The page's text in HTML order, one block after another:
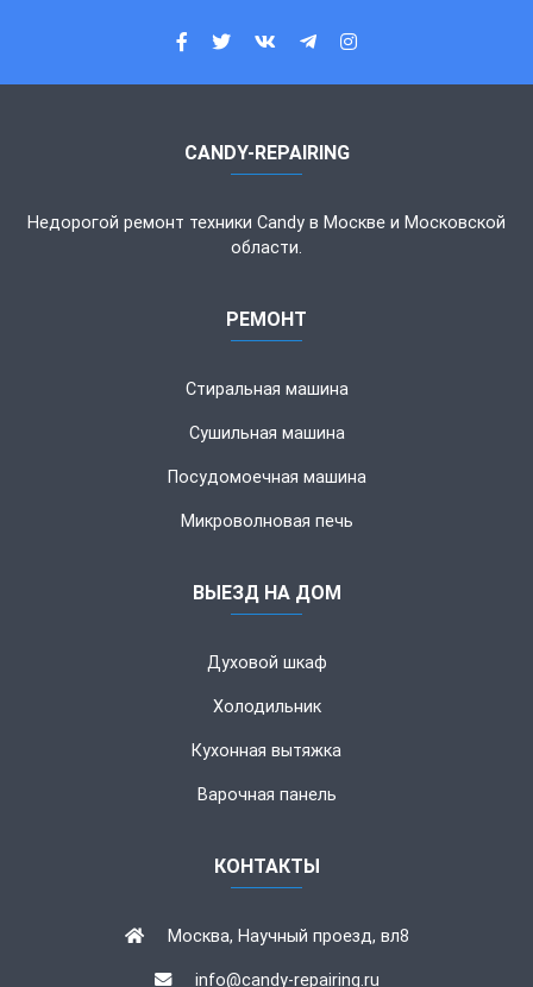
CANDY-REPAIRING
Недорогой ремонт техники Candy в Москве и Московской
области.
РЕМОНТ
Стиральная машина
Сушильная машина
Посудомоечная машина
Микроволновая печь
ВЫЕЗД НА ДОМ
Духовой шкаф
Холодильник
Кухонная вытяжка
Варочная панель
КОНТАКТЫ
Москва, Научный проезд, вл8
info@candy-repairing.ru